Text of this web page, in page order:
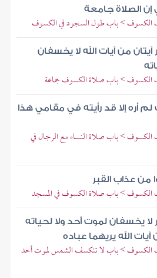
الصلاة جامعة
> باب طول السجود في الكسوف
من آيات الله لا يخسفان
> باب صلاة الكسوف جماعة
أره إلا قد رأيته في مقامي هذا
> باب صلاة النساء مع الرجال في
من عذاب القبر
> باب صلاة الكسوف في المسجد
يخسفان لموت أحد ولا لحياته
الله يريهما عباده
> باب لا تنكسف الشمس لموت أحد